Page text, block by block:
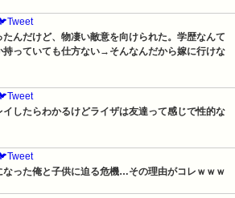
んだけど、物凄い敵意を向けられた。学歴なんて
っていても仕方ない→そんなんだから嫁に行けな
イしたらわかるけどライザは友達って感じで性的な
なった俺と子供に迫る危機…その理由がコレｗｗｗ